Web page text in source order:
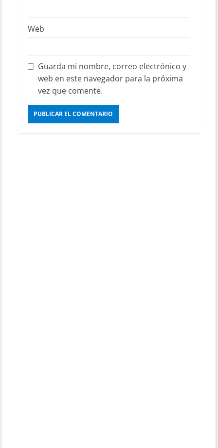
Web
Guarda mi nombre, correo electrónico y
web en este navegador para la próxima
vez que comente.